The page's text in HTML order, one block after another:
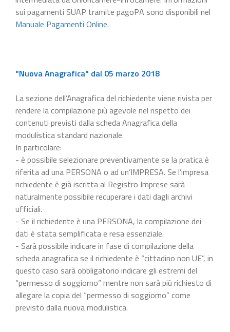
sui pagamenti SUAP tramite pagoPA sono disponibili nel
Manuale Pagamenti Online.
"Nuova Anagrafica" dal 05 marzo 2018
La sezione dell’Anagrafica del richiedente viene rivista per
rendere la compilazione più agevole nel rispetto dei
contenuti previsti dalla scheda Anagrafica della
modulistica standard nazionale.
In particolare:
- è possibile selezionare preventivamente se la pratica è
riferita ad una PERSONA o ad un’IMPRESA. Se l’impresa
richiedente è già iscritta al Registro Imprese sarà
naturalmente possibile recuperare i dati dagli archivi
ufficiali.
- Se il richiedente è una PERSONA, la compilazione dei
dati è stata semplificata e resa essenziale.
- Sarà possibile indicare in fase di compilazione della
scheda anagrafica se il richiedente è “cittadino non UE”, in
questo caso sarà obbligatorio indicare gli estremi del
“permesso di soggiorno” mentre non sarà più richiesto di
allegare la copia del “permesso di soggiorno” come
previsto dalla nuova modulistica.